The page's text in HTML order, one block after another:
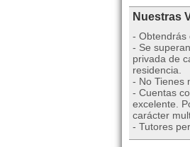
Nuestras
- Obtendrás
- Se
privada de
residencia.
- No Tienes
- Cuentas
excelente.
carácter
- Tutores